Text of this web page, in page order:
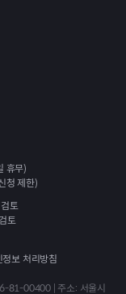
휴무)
청 제한)
토
토
정보 처리방침
81-00400 | 주소: 서울시